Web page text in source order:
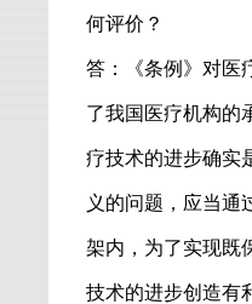
何评价？
答：《条例》对医
了我国医疗机构的
疗技术的进步确实
义的问题，应当通
架内，为了实现既
技术的进步创造有